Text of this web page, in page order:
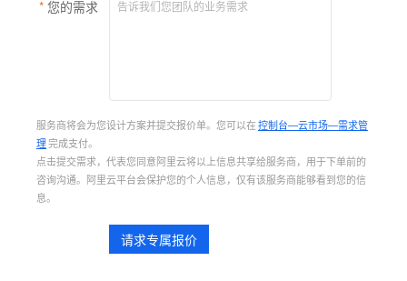
您的需求
服务商将会为您设计方案并提交报价单。您可以在控制台—云市场—需求管
理完成支付。
点击提交需求，代表您同意阿里云将以上信息共享给服务商，用于下单前的
咨询沟通。阿里云平台会保护您的个人信息，仅有该服务商能够看到您的信
息。
请求专属报价